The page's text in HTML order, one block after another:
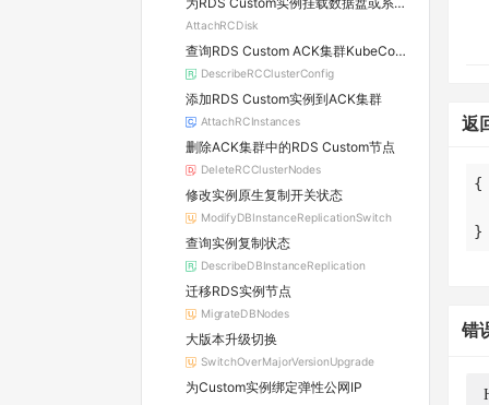
AttachRCDisk
查询RDS Custom ACK集群KubeConfig
DescribeRCClusterConfig
添加RDS Custom实例到ACK集群
AttachRCInstances
删除ACK集群中的RDS Custom节点
DeleteRCClusterNodes
修改实例原生复制开关状态
ModifyDBInstanceReplicationSwitch
查询实例复制状态
DescribeDBInstanceReplication
迁移RDS实例节点
MigrateDBNodes
大版本升级切换
SwitchOverMajorVersionUpgrade
为Custom实例绑定弹性公网IP
返
}
错